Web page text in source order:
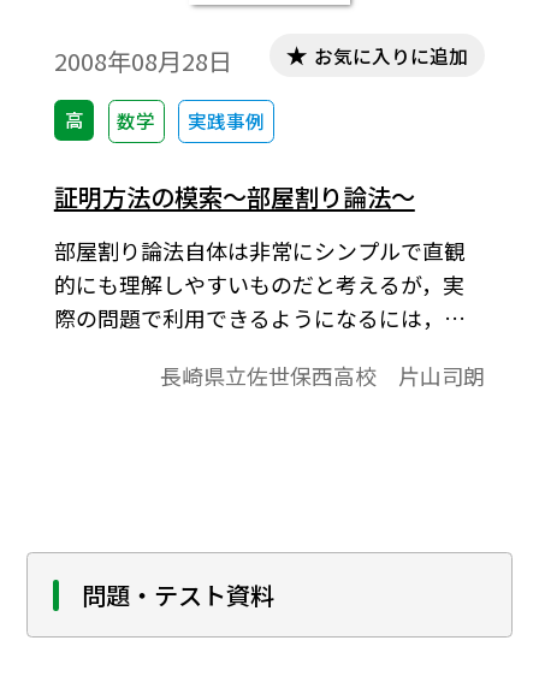
2008年08月28日
高 数学 実践事例
お気に入りに追加
証明方法の模索～部屋割り論法～
部屋割り論法自体は非常にシンプルで直観
的にも理解しやすいものだと考えるが，実
際の問題で利用できるようになるには，多
（数学A p.79）による記述2．部屋割り論
長崎県立佐世保西高校 片山司朗
問題・テスト資料